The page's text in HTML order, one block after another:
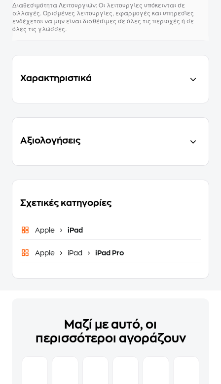
Διαθεσιμότητα Λειτουργιών:Οι λειτουργίες υπόκεινται σε
αλλαγές. Ορισμένες λειτουργίες, εφαρμογές και υπηρεσίες
ενδέχεται να μην είναι διαθέσιμες σε όλες τις περιοχές ή σε
όλες τις γλώσσες.
Χαρακτηριστικά
Αξιολογήσεις
Σχετικές κατηγορίες
Apple iPad
Apple iPad iPad Pro
Μαζί με αυτό, οι
περισσότεροι αγοράζουν